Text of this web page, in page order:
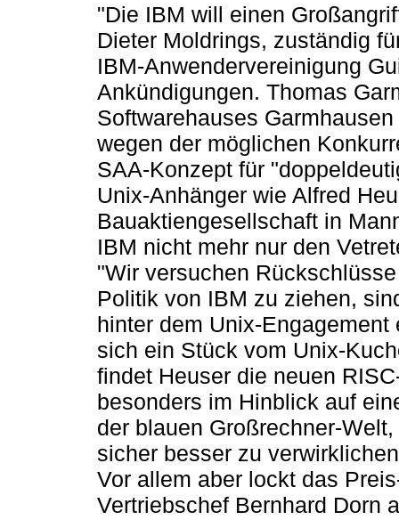
"Die IBM will einen
Dieter Moldrings, zuständig
IBM-Anwendervereinigung
Ankündigungen. Thomas
Softwarehauses
wegen der möglichen
SAA-Konzept für
Unix-Anhänger wie Alfred
Bauaktiengesellschaft in
IBM nicht mehr nur den
"Wir versuchen
Politik von IBM zu ziehen,
hinter dem Unix-
sich ein Stück vom Unix-
findet Heuser die neuen
besonders im Hinblick auf
der blauen Großrechner-
sicher besser zu
Vor allem aber lockt das
Vertriebschef Bernhard Dorn